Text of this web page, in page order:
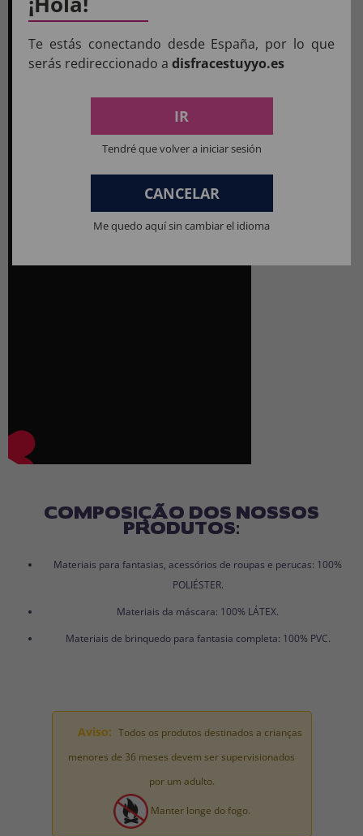
COMPOSIÇÃO DOS NOSSOS
PRODUTOS:
Materiais para fantasias, acessórios de roupas e perucas: 100%
POLIÉSTER.
Materiais da máscara: 100% LÁTEX.
Materiais de brinquedo para fantasia completa: 100% PVC.
Aviso: Todos os produtos destinados a crianças
menores de 36 meses devem ser supervisionados
por um adulto.
Manter longe do fogo.
Te estás conectando desde España, por lo que
serás redireccionado a disfracestuyyo.es
IR
Tendré que volver a iniciar sesión
CANCELAR
Me quedo aquí sin cambiar el idioma